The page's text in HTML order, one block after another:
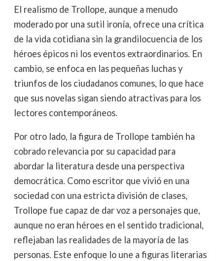
El realismo de Trollope, aunque a menudo
moderado por una sutil ironía, ofrece una crítica
de la vida cotidiana sin la grandilocuencia de los
héroes épicos ni los eventos extraordinarios. En
cambio, se enfoca en las pequeñas luchas y
triunfos de los ciudadanos comunes, lo que hace
que sus novelas sigan siendo atractivas para los
lectores contemporáneos.
Por otro lado, la figura de Trollope también ha
cobrado relevancia por su capacidad para
abordar la literatura desde una perspectiva
democrática. Como escritor que vivió en una
sociedad con una estricta división de clases,
Trollope fue capaz de dar voz a personajes que,
aunque no eran héroes en el sentido tradicional,
reflejaban las realidades de la mayoría de las
personas. Este enfoque lo une a figuras literarias